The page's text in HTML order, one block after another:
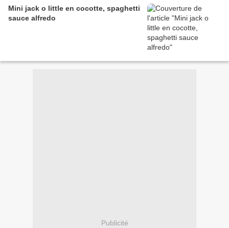
Mini jack o little en cocotte, spaghetti
sauce alfredo
Publicité